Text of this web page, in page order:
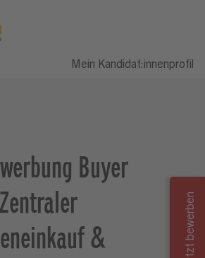
Mein Kandidat:innenprofil
Buyer
&